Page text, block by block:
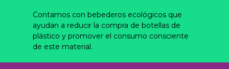
Contamos con bebederos ecológicos que
ayudan a reducir la compra de botellas de
plástico y promover el consumo consciente
de este material.